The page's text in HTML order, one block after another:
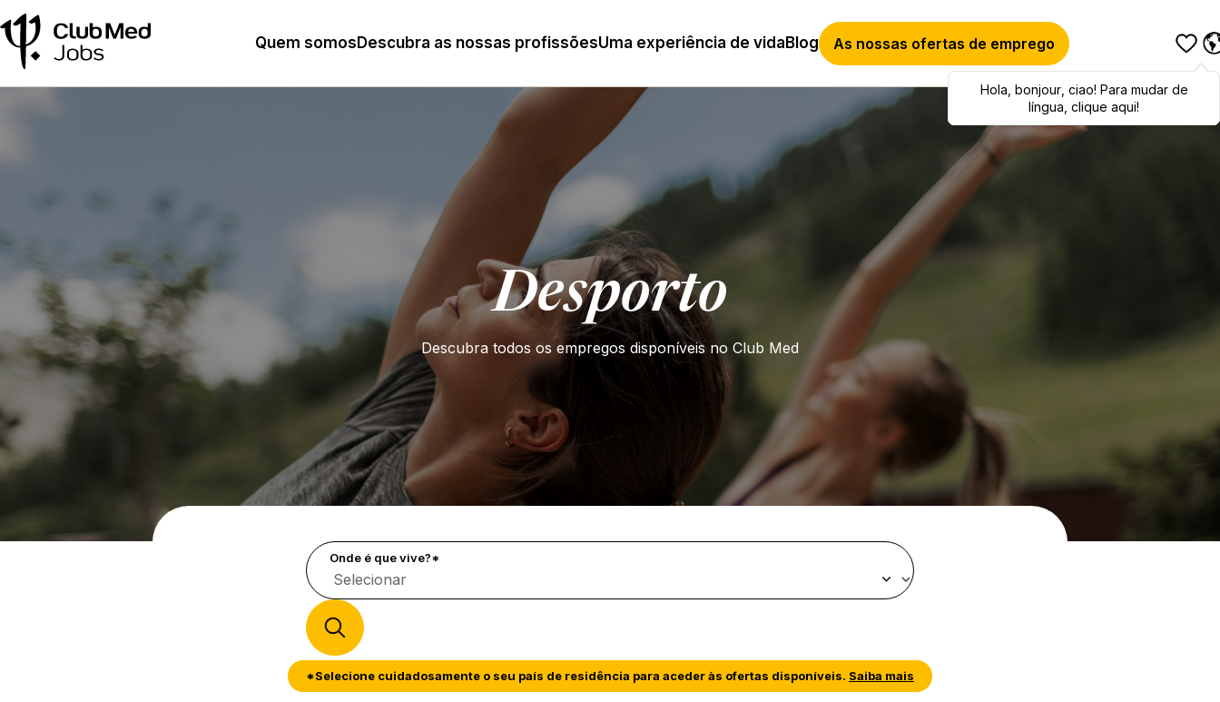
Quem somos Descubra as nossas profissõesUma experiência de vida Blog As nossas ofertas de emprego
Hola,bonjour,ciao! To switch
languages, click here!
Hola bonjour, ciao! Para mudar de
língua, clique aqui!
Desporto
Descubra todos os empregos disponíveis no Club Med
Ir, procura de emprego localizada
Onde é que vive?*
*Selecione cuidadosamente o seu país de residência para aceder às ofertas disponíveis. Saiba mais